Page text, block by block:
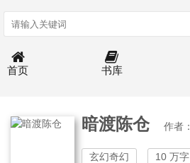
首页 书库
暗渡陈仓 作者：
玄幻奇幻 10 万字